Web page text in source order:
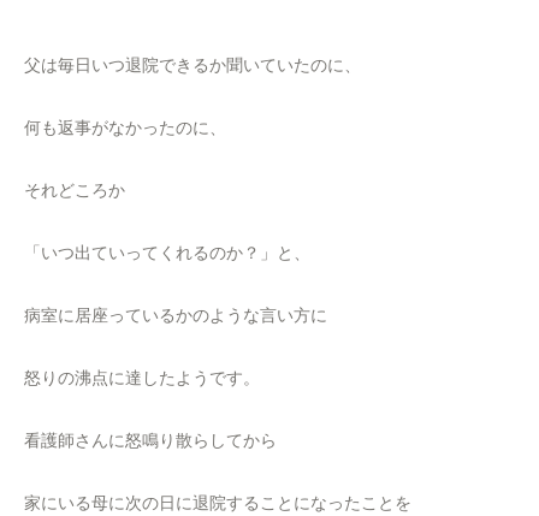
父は毎日いつ退院できるか聞いていたのに、
何も返事がなかったのに、
それどころか
「いつ出ていってくれるのか？」と、
病室に居座っているかのような言い方に
怒りの沸点に達したようです。
看護師さんに怒鳴り散らしてから
家にいる母に次の日に退院することになったことを